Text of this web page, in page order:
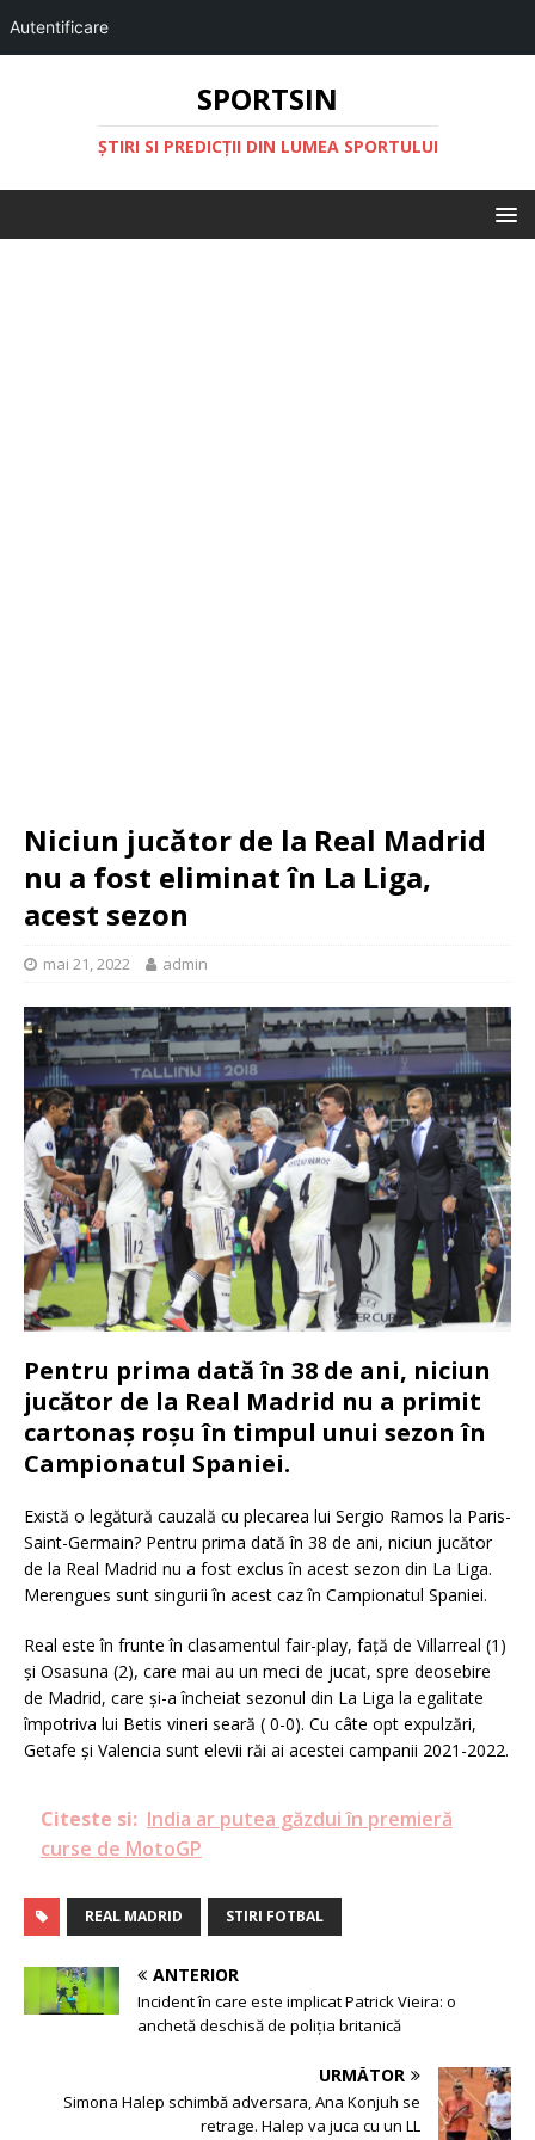
Autentificare
SPORTSIN
ŞTIRI SI PREDICŢII DIN LUMEA SPORTULUI
Niciun jucător de la Real Madrid
nu a fost eliminat în La Liga,
acest sezon
mai 21, 2022 admin
Pentru prima dată în 38 de ani, niciun
jucător de la Real Madrid nu a primit
cartonaș roșu în timpul unui sezon în
Campionatul Spaniei.
Există o legătură cauzală cu plecarea lui Sergio Ramos la Paris-
Saint-Germain? Pentru prima dată în 38 de ani, niciun jucător
de la Real Madrid nu a fost exclus în acest sezon din La Liga.
Merengues sunt singurii în acest caz în Campionatul Spaniei.
Real este în frunte în clasamentul fair-play, față de Villarreal (1)
și Osasuna (2), care mai au un meci de jucat, spre deosebire
de Madrid, care și-a încheiat sezonul din La Liga la egalitate
împotriva lui Betis vineri seară ( 0-0). Cu câte opt expulzări,
Getafe și Valencia sunt elevii răi ai acestei campanii 2021-2022.
Citeste si: India ar putea găzdui în premieră
curse de MotoGP
REAL MADRID STIRI FOTBAL
ANTERIOR
Incident în care este implicat Patrick Vieira: o
anchetă deschisă de poliția britanică
URMĂTOR
Simona Halep schimbă adversara, Ana Konjuh se
retrage. Halep va juca cu un LL